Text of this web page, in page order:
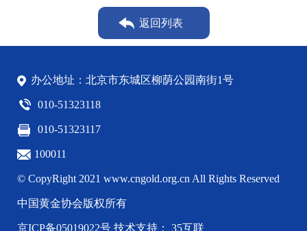
返回列表
办公地址：北京市东城区柳荫公园南街1号
010-51323118
010-51323117
100011
© CopyRight 2021 www.cngold.org.cn All Rights Reserved
中国黄金协会版权所有
京ICP备05019022号技术支持： 35互联